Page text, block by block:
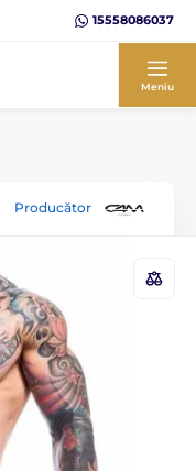
15558086037
Meniu
Producător